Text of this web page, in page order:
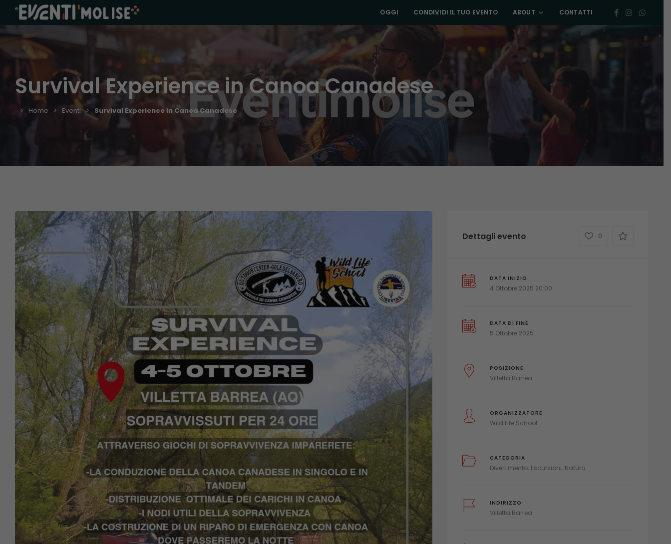
OGGI CONDIVIDI IL TUO EVENTO ABOUT CONTATTI
Survival Experience in Canoa Canadese
Home Eventi Survival Experience in Canoa Canadese
Dettagli evento 0
DATA INIZIO
4 Ottobre 2025 20:00
DATA DI FINE
5 Ottobre 2025
POSIZIONE
Villetta Barrea
ORGANIZZATORE
Wild Life School
CATEGORIA
Divertimento Escursioni Natura
INDIRIZZO
Villetta Barrea